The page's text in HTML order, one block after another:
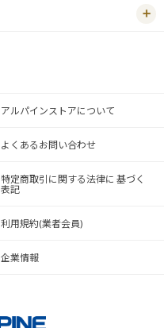
アルパインストアについて
よくあるお問い合わせ
特定商取引に関する法律に 基づく
表記
利用規約(業者会員)
企業情報